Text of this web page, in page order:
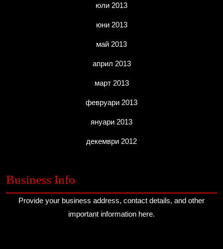
юли 2013
юни 2013
май 2013
април 2013
март 2013
февруари 2013
януари 2013
декември 2012
Business Info
Provide your business address, contact details, and other
important information here.